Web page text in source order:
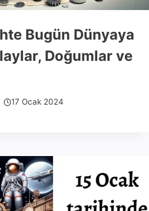
Bugün Dünyaya
Doğumlar ve
17 Ocak 2024